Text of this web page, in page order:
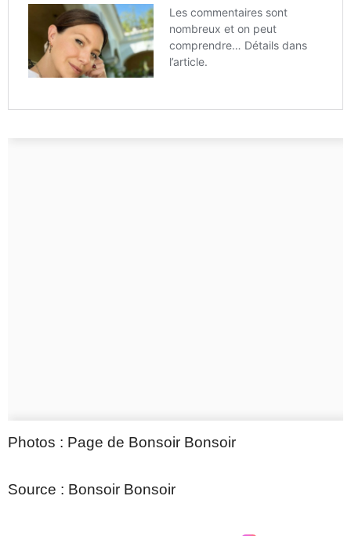
Photos : Page de Bonsoir Bonsoir
Source : Bonsoir Bonsoir